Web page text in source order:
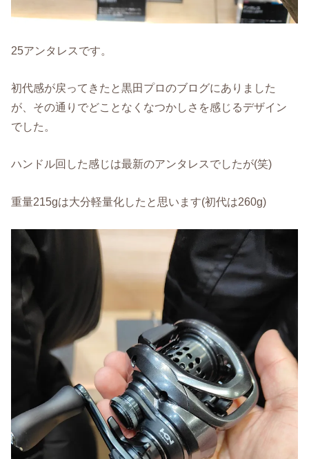
25アンタレスです。
初代感が戻ってきたと黒田プロのブログにありました
が、その通りでどことなくなつかしさを感じるデザイン
でした。
ハンドル回した感じは最新のアンタレスでしたが(笑)
重量215gは大分軽量化したと思います(初代は260g)